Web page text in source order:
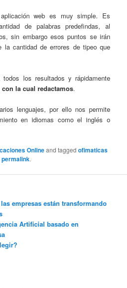
web es muy simple. Es
de palabras predefindas, al
sin embargo esos puntos se irán
la cantidad de errores de tipeo que
todos los resultados y rápidamente
la cual redactamos.
lenguajes, por ello nos permite
en idiomas como el inglés o
Onlineand taggedofimaticas
permalink.
empresas están transformando
Artificial basado en